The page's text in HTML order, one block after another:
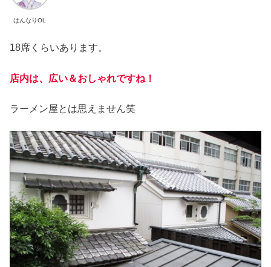
はんなりOL
18席くらいあります。
店内は、広い＆おしゃれですね！
ラーメン屋とは思えません笑